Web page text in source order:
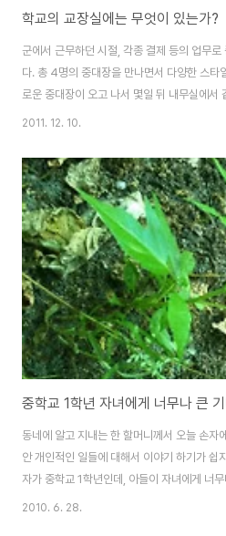
학교의 교장실에는 무엇이 있는가?
군에서 근무하던 시절, 각종 결제 등의 업무
다. 총 4명의 중대장을 만나면서 다양한 스타
로운 중대장이 오고 나서 몇일 뒤 내무실에서
말을 했다. “중대장의 책상을 보면 그가 어떤
상에 무엇이 있는 지를 유심히 살펴보게 되었
습관이 나도 모르게 나오게 된다. 교장실의
점들을 발견하게 된다. 그걸 통해서 각 교장
가지고 있다는 것을 보게 된다. 학교를 총 책
어떤 것을 중요시 하..
2011. 12. 10.
중학교 1학년 자녀에게 너무나 큰
동네에 알고 지내는 한 할머니께서 오늘 손자
안 개인적인 일들에 대해서 이야기 하기가 쉽
자가 중학교 1학년인데, 아들이 자녀에게 너
데 그 표현이.. "엄마, 아빠는 공부를 잘 했는데
2010. 6. 28.